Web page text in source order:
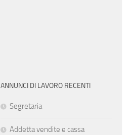
ANNUNCI DI LAVORO RECENTI
Segretaria
Addetta vendite e cassa